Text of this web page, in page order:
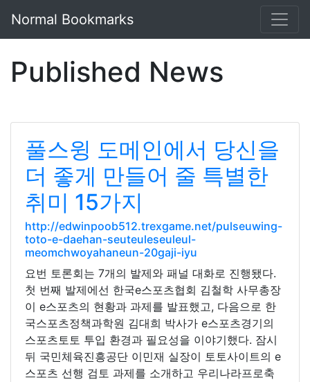
Normal Bookmarks
Published News
풀스윙 도메인에서 당신을
더 좋게 만들어 줄 특별한
취미 15가지
http://edwinpoob512.trexgame.net/pulseuwing-
toto-e-daehan-seuteuleseuleul-
meomchwoyahaneun-20gaji-iyu
요번 토론회는 7개의 발제와 패널 대화로 진행됐다.
첫 번째 발제에선 한국e스포츠협회 김철학 사무총장
이 e스포츠의 현황과 과제를 발표했고, 다음으로 한
국스포츠정책과학원 김대희 박사가 e스포츠경기의
스포츠토토 투입 환경과 필요성을 이야기했다. 잠시
뒤 국민체육진흥공단 이민재 실장이 토토사이트의 e
스포츠 선행 검토 과제를 소개하고 우리나라프로축